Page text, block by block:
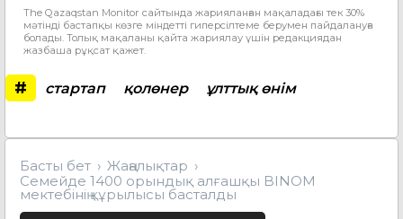
The Qazaqstan Monitor сайтында жарияланған мақаладағы тек 30%
мәтінді бастапқы көзге міндетті гиперсілтеме берумен пайдалануға
болады. Толық мақаланы қайта жариялау үшін редакциядан
жазбаша рұқсат қажет.
# стартап қолөнер ұлттық өнім
Басты бет
Жаңалықтар
Семейде 1400 орындық алғашқы BINOM
мектебінің құрылысы басталды